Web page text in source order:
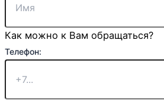
Как можно к Вам обращаться?
Телефон: